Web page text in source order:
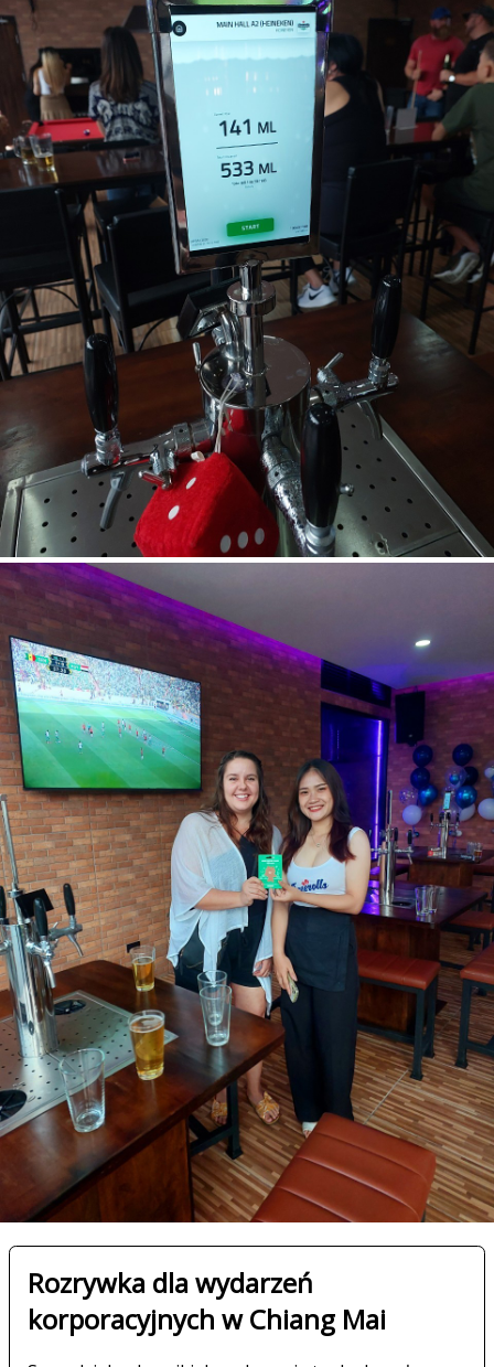
Rozrywka dla wydarzeń
korporacyjnych w Chiang Mai